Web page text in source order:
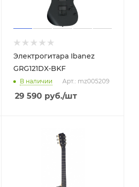
Электрогитара Ibanez
GRG121DX-BKF
В наличии Арт.: mz005209
29 590руб./шт